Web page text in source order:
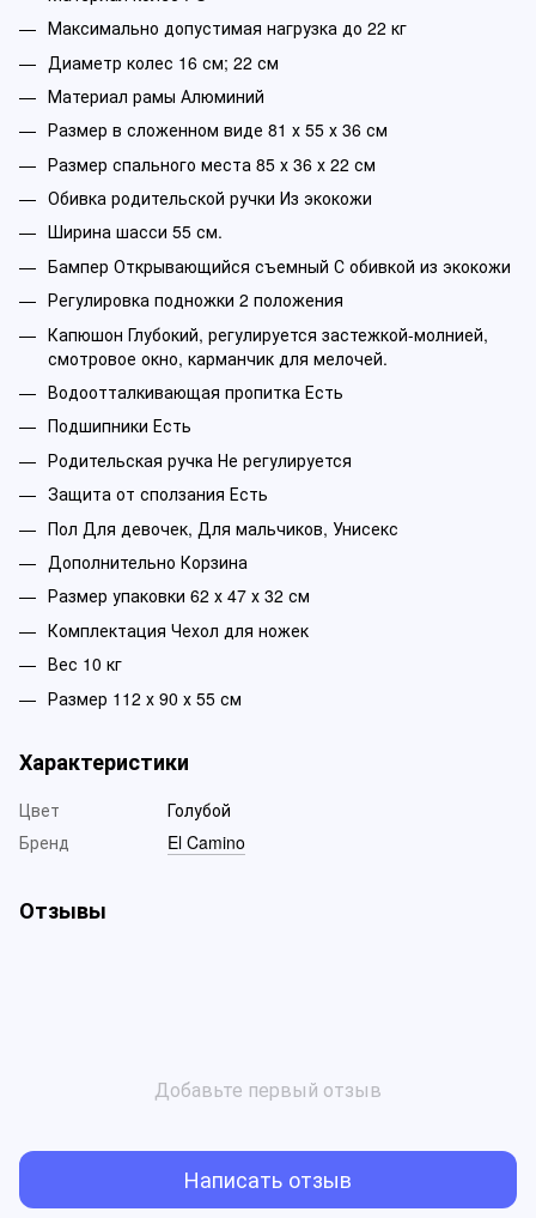
Максимально допустимая нагрузка до 22 кг
Диаметр колес 16 см; 22 см
Материал рамы Алюминий
Размер в сложенном виде 81 х 55 х 36 см
Размер спального места 85 х 36 х 22 см
Обивка родительской ручки Из экокожи
Ширина шасси 55 см.
Бампер Открывающийся съемный С обивкой из экокожи
Регулировка подножки 2 положения
Капюшон Глубокий, регулируется застежкой-молнией,
смотровое окно, карманчик для мелочей.
Водоотталкивающая пропитка Есть
Подшипники Есть
Родительская ручка Не регулируется
Защита от сползания Есть
Пол Для девочек, Для мальчиков, Унисекс
Дополнительно Корзина
Размер упаковки 62 х 47 х 32 см
Комплектация Чехол для ножек
Вес 10 кг
Размер 112 х 90 х 55 см
Характеристики
Цвет
Голубой
Бренд
El Camino
Отзывы
Добавьте первый отзыв
Написать отзыв